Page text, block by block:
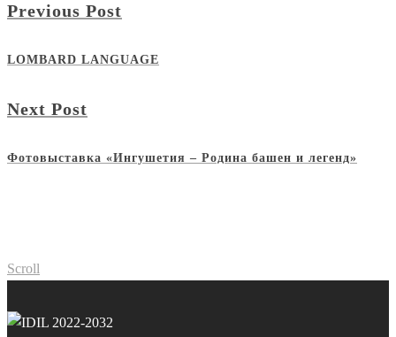
Previous Post
LOMBARD LANGUAGE
Next Post
Фотовыставка «Ингушетия – Родина башен и легенд»
Scroll